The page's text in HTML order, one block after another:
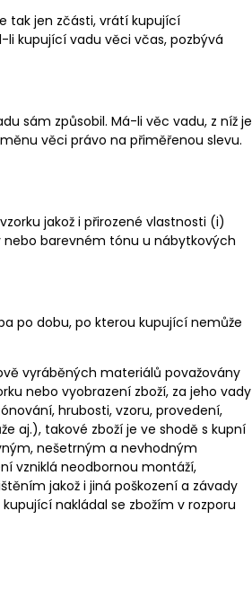
tak jen zčásti, vrátí kupující
kupující vadu věci včas, pozbývá
sám způsobil. Má-li věc vadu, z níž je
věci právo na přiměřenou slevu.
jakož i přirozené vlastnosti (i)
barevném tónu u nábytkových
po dobu, po kterou kupující nemůže
vyráběných materiálů považovány
nebo vyobrazení zboží, za jeho vady
hrubosti, vzoru, provedení,
aj.), takové zboží je ve shodě s kupní
nešetrným a nevhodným
vzniklá neodbornou montáží,
jakož i jiná poškození a závady
nakládal se zbožím v rozporu